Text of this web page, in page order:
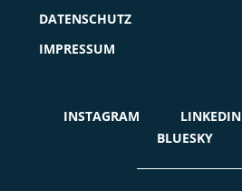
DATENSCHUTZ
IMPRESSUM
INSTAGRAM LINKEDIN
BLUESKY